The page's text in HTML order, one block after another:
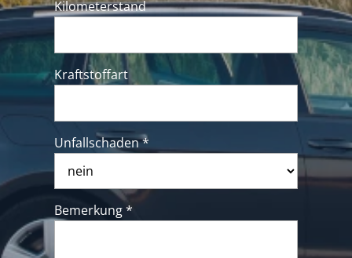
Kilometerstand
Kraftstoffart
Unfallschaden *
Bemerkung *